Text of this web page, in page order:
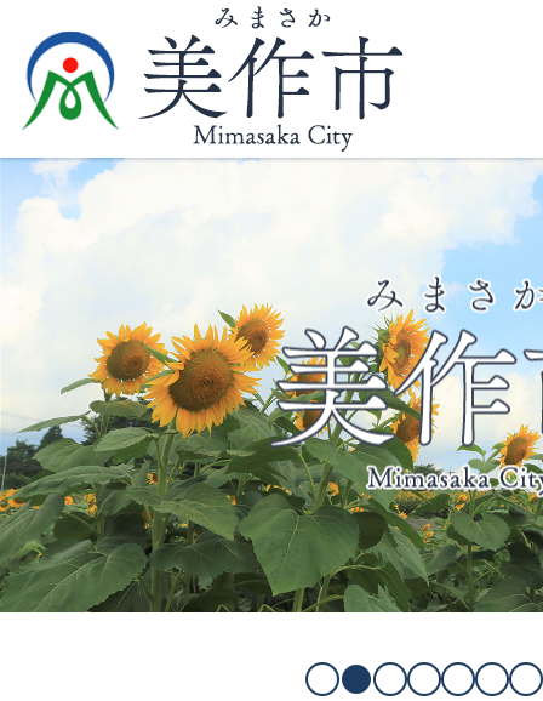
ス
ラ
イ
ド
1枚目のスライドを表示
2枚目のスライドを表示
3枚目のスライドを
4枚目のスラ
5枚目の
6枚